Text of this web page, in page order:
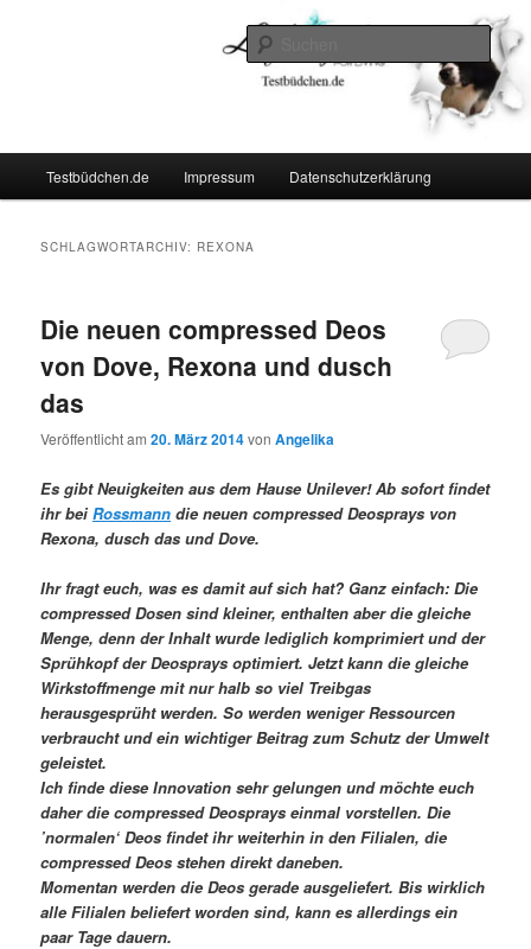
Testbüdchen.de Impressum Datenschutzerklärung
SCHLAGWORTARCHIV: REXONA
Die neuen compressed Deos
von Dove, Rexona und dusch
das
Veröffentlicht am20. März 2014vonAngelika
Es gibt Neuigkeiten aus dem Hause Unilever! Ab sofort findet
ihr beiRossmann die neuen compressed Deosprays von
Rexona, dusch das und Dove.
Ihr fragt euch, was es damit auf sich hat? Ganz einfach: Die
compressed Dosen sind kleiner, enthalten aber die gleiche
Menge, denn der Inhalt wurde lediglich komprimiert und der
Sprühkopf der Deosprays optimiert. Jetzt kann die gleiche
Wirkstoffmenge mit nur halb so viel Treibgas
herausgesprüht werden. So werden weniger Ressourcen
verbraucht und ein wichtiger Beitrag zum Schutz der Umwelt
geleistet.
Ich finde diese Innovation sehr gelungen und möchte euch
daher die compressed Deosprays einmal vorstellen. Die
’normalen‘ Deos findet ihr weiterhin in den Filialen, die
compressed Deos stehen direkt daneben.
Momentan werden die Deos gerade ausgeliefert. Bis wirklich
alle Filialen beliefert worden sind, kann es allerdings ein
paar Tage dauern.